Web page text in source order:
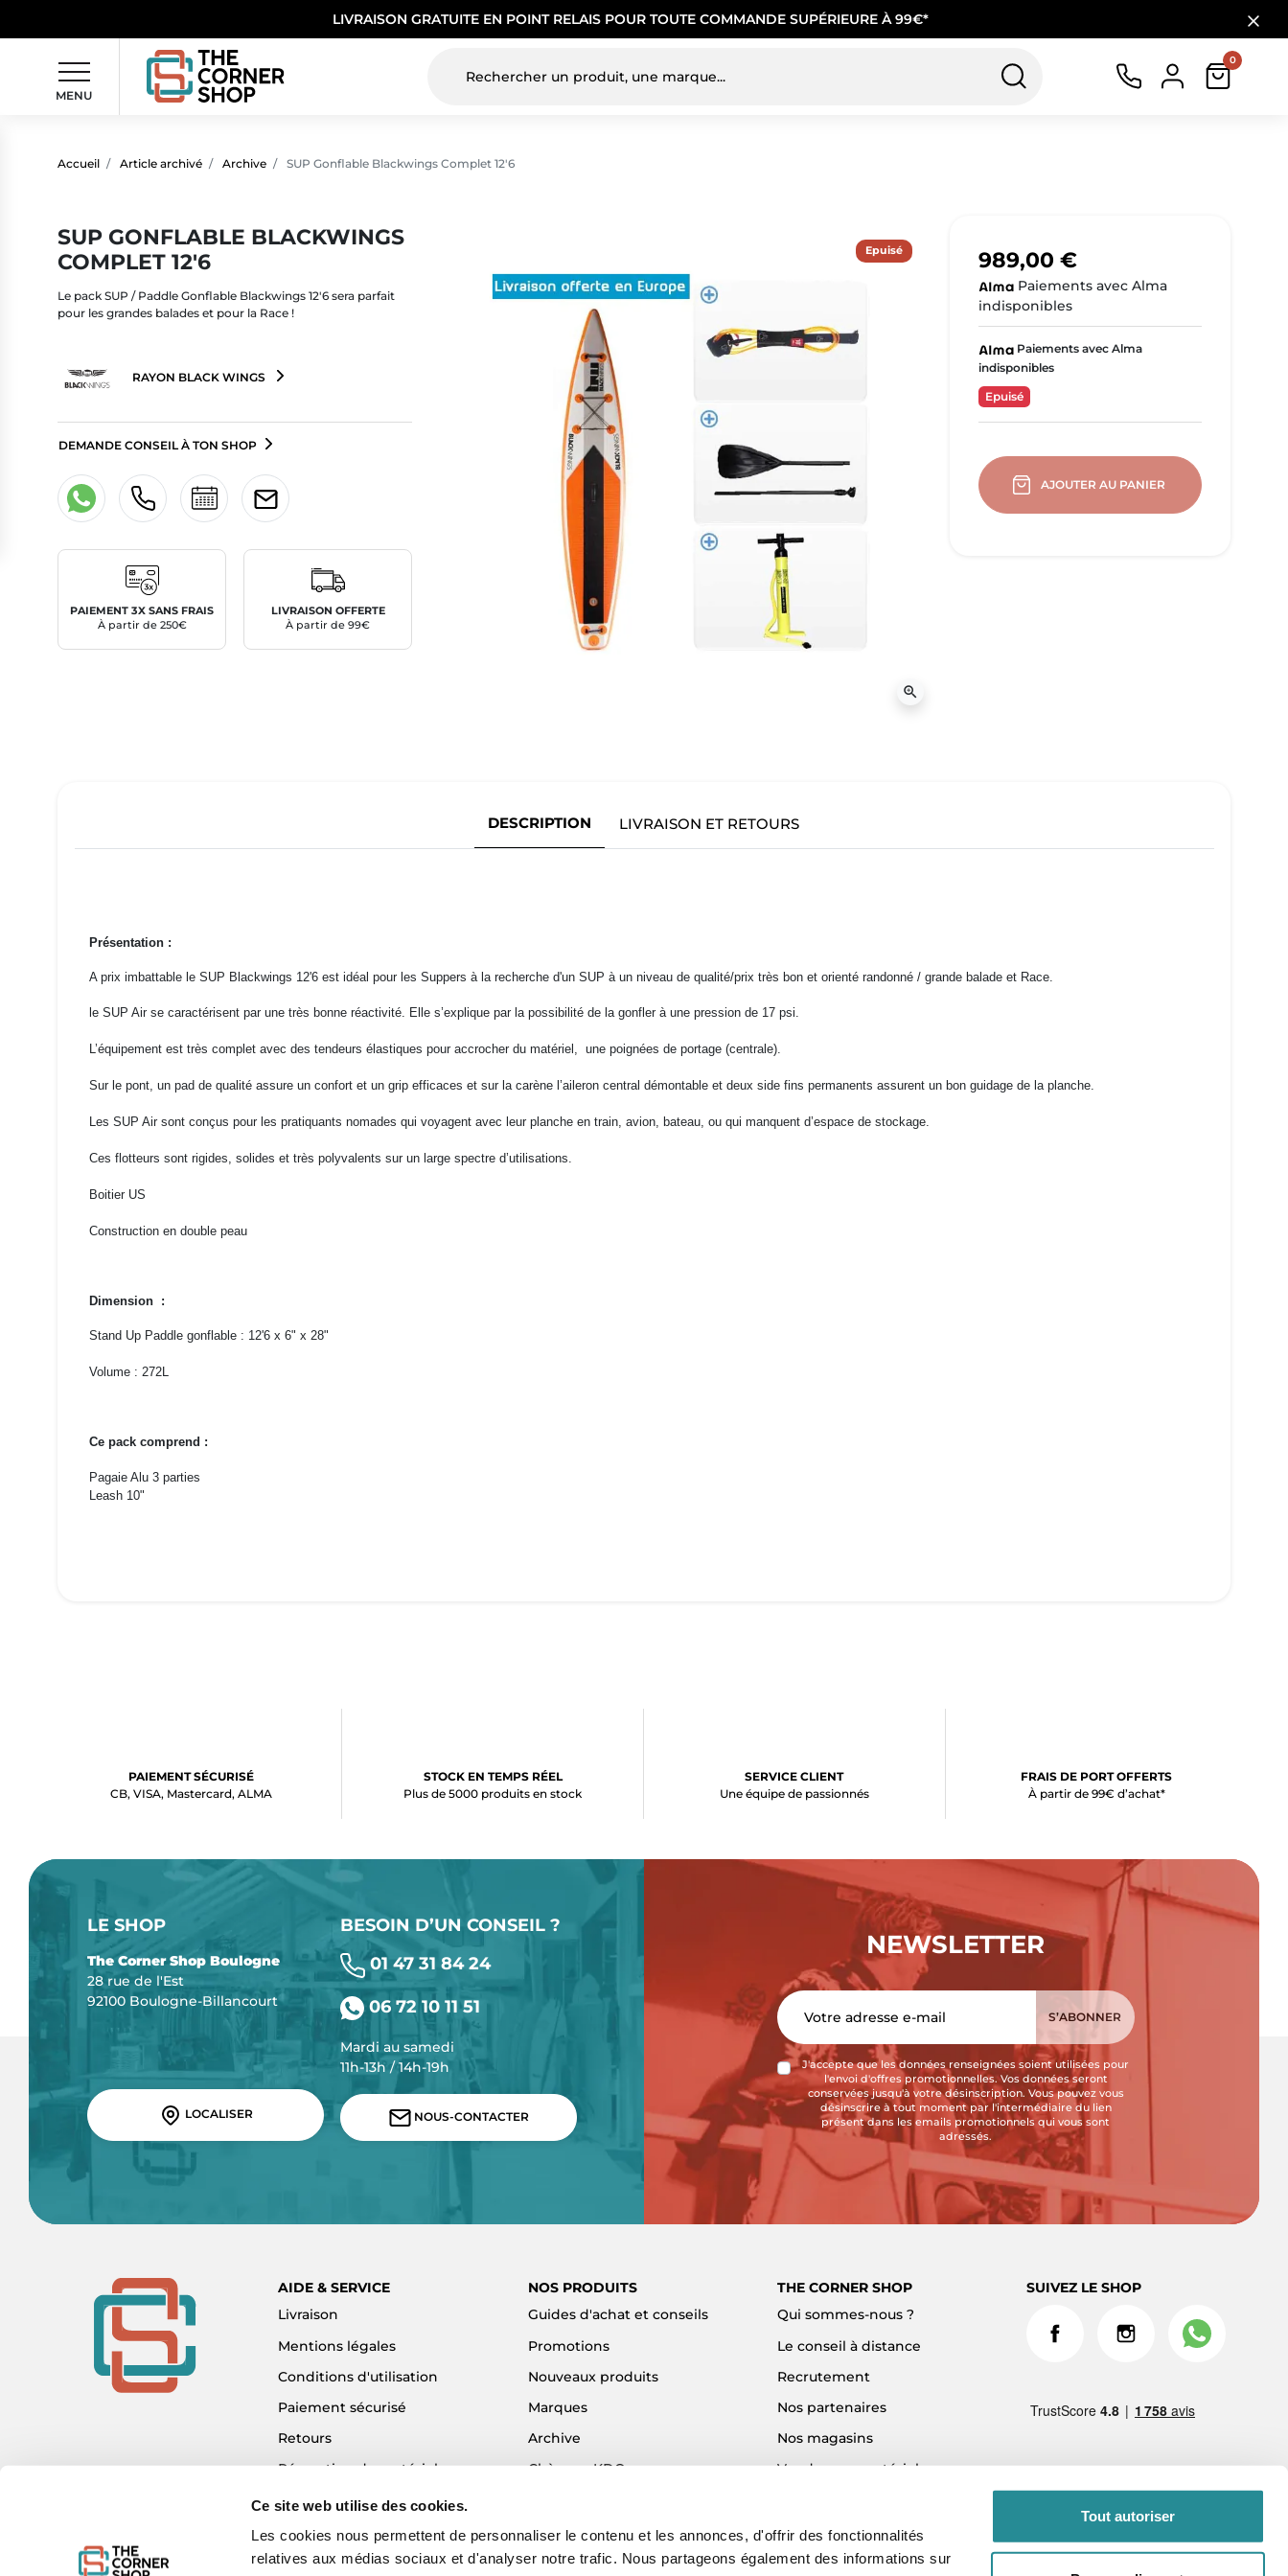
Ce site web utilise des cookies.
Les cookies nous permettent de personnaliser le contenu et les annonces, d'offrir des fonctionnalités
relatives aux médias sociaux et d'analyser notre trafic. Nous partageons également des informations sur
Tout autoriser
LIVRAISON GRATUITE EN POINT RELAIS POUR TOUTE COMMANDE SUPÉRIEURE À 99€*
MENU
0
Accueil Article archivé Archive SUP Gonflable Blackwings Complet 12'6
Epuisé
zoom_in
SUP GONFLABLE BLACKWINGS
COMPLET 12'6
Le pack SUP / Paddle Gonflable Blackwings 12'6 sera parfait
pour les grandes balades et pour la Race !
RAYON BLACK WINGS
DEMANDE CONSEIL À TON SHOP
PAIEMENT 3X SANS FRAIS
À partir de 250€
LIVRAISON OFFERTE
À partir de 99€
989,00 €
Paiements avec Alma
indisponibles
Paiements avec Alma
indisponibles
Epuisé
AJOUTER AU PANIER
DESCRIPTION LIVRAISON ET RETOURS
Présentation :
A prix imbattable le SUP Blackwings 12'6 est idéal pour les Suppers à la recherche d'un SUP à un niveau de qualité/prix très bon et orienté randonné / grande balade et Race.
le SUP Air se caractérisent par une très bonne réactivité. Elle s’explique par la possibilité de la gonfler à une pression de 17 psi.
L’équipement est très complet avec des tendeurs élastiques pour accrocher du matériel, une poignées de portage (centrale).
Sur le pont, un pad de qualité assure un confort et un grip efficaces et sur la carène l’aileron central démontable et deux side fins permanents assurent un bon guidage de la planche.
Les SUP Air sont conçus pour les pratiquants nomades qui voyagent avec leur planche en train, avion, bateau, ou qui manquent d’espace de stockage.
Ces flotteurs sont rigides, solides et très polyvalents sur un large spectre d’utilisations.
Boitier US
Construction en double peau
Dimension :
Stand Up Paddle gonflable : 12'6 x 6" x 28"
Volume : 272L
Ce pack comprend :
Pagaie Alu 3 parties
Leash 10"
PAIEMENT SÉCURISÉ
CB, VISA, Mastercard, ALMA
STOCK EN TEMPS RÉEL
Plus de 5000 produits en stock
SERVICE CLIENT
Une équipe de passionnés
FRAIS DE PORT OFFERTS
À partir de 99€ d’achat*
LE SHOP
The Corner Shop Boulogne
28 rue de l'Est
92100 Boulogne-Billancourt
LOCALISER
BESOIN D’UN CONSEIL ?
01 47 31 84 24
06 72 10 11 51
Mardi au samedi
11h-13h / 14h-19h
NOUS-CONTACTER
NEWSLETTER
J'accepte que les données renseignées soient utilisées pour
l'envoi d'offres promotionnelles. Vos données seront
conservées jusqu'à votre désinscription. Vous pouvez vous
désinscrire à tout moment par l'intermédiaire du lien
présent dans les emails promotionnels qui vous sont
adressés.
AIDE & SERVICE
Livraison
Mentions légales
Conditions d'utilisation
Paiement sécurisé
Retours
Réparation de matériel
Détaxe - Tax Refund
Garantie & SAV
Plan du site
NOS PRODUITS
Guides d'achat et conseils
Promotions
Nouveaux produits
Marques
Archive
Chèques KDO
THE CORNER SHOP
Qui sommes-nous ?
Le conseil à distance
Recrutement
Nos partenaires
Nos magasins
Vendre son matériel
Blog
SUIVEZ LE SHOP